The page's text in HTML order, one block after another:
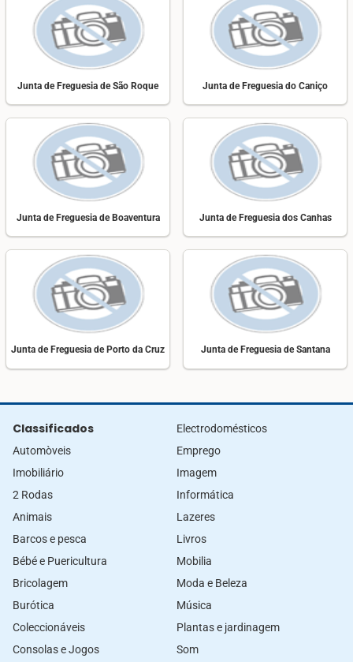
Junta de Freguesia de São Roque Junta de Freguesia do Caniço
Junta de Freguesia de Boaventura Junta de Freguesia dos Canhas
Junta de Freguesia de Porto da Cruz Junta de Freguesia de Santana
Classificados
Automòveis
Imobiliário
2 Rodas
Animais
Barcos e pesca
Bébé e Puericultura
Bricolagem
Burótica
Coleccionáveis
Consolas e Jogos
Electrodomésticos
Emprego
Imagem
Informática
Lazeres
Livros
Mobilia
Moda e Beleza
Música
Plantas e jardinagem
Som